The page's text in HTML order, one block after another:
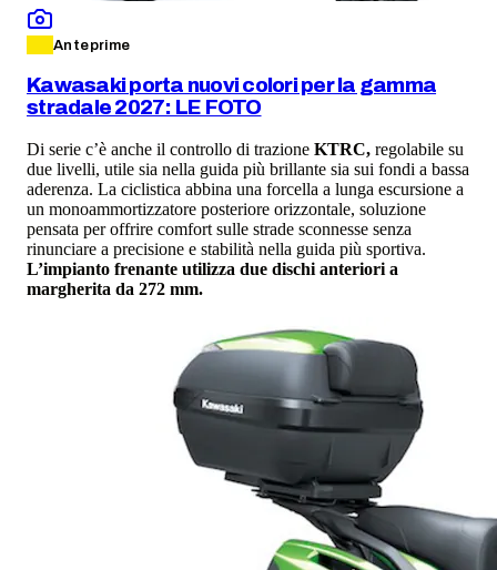
Anteprime
Kawasaki porta nuovi colori per la gamma
stradale 2027: LE FOTO
Di serie c’è anche il controllo di trazione KTRC, regolabile su
due livelli, utile sia nella guida più brillante sia sui fondi a bassa
aderenza. La ciclistica abbina una forcella a lunga escursione a
un monoammortizzatore posteriore orizzontale, soluzione
pensata per offrire comfort sulle strade sconnesse senza
rinunciare a precisione e stabilità nella guida più sportiva.
L’impianto frenante utilizza due dischi anteriori a
margherita da 272 mm.